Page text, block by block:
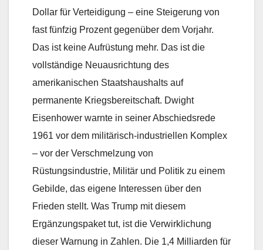
Dollar für Verteidigung – eine Steigerung von
fast fünfzig Prozent gegenüber dem Vorjahr.
Das ist keine Aufrüstung mehr. Das ist die
vollständige Neuausrichtung des
amerikanischen Staatshaushalts auf
permanente Kriegsbereitschaft. Dwight
Eisenhower warnte in seiner Abschiedsrede
1961 vor dem militärisch-industriellen Komplex
– vor der Verschmelzung von
Rüstungsindustrie, Militär und Politik zu einem
Gebilde, das eigene Interessen über den
Frieden stellt. Was Trump mit diesem
Ergänzungspaket tut, ist die Verwirklichung
dieser Warnung in Zahlen. Die 1,4 Milliarden für